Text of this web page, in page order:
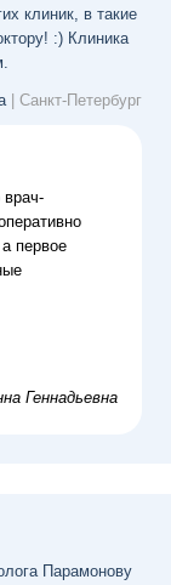
клиник, в такие
:) Клиника
| Санкт-Петербург
первое
Геннадьевна
Парамонову